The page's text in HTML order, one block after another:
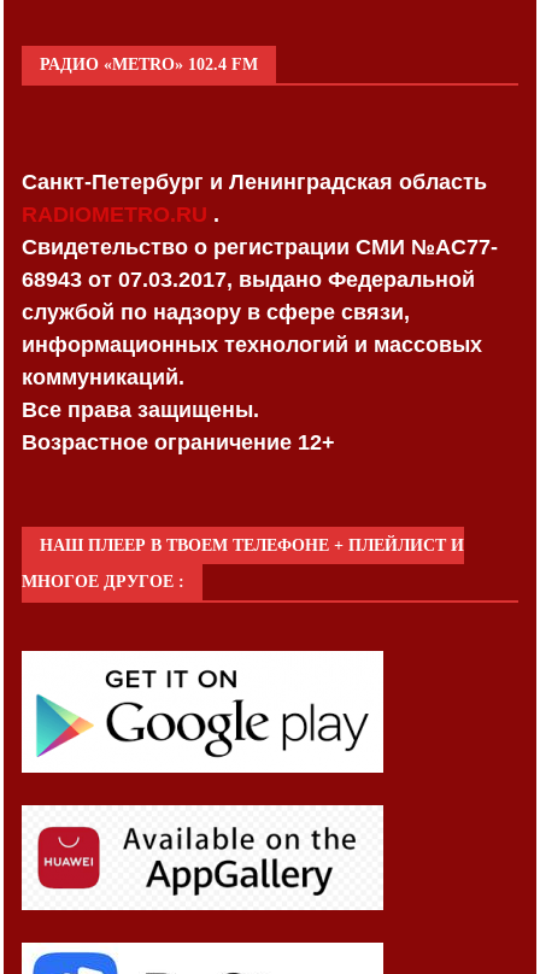
РАДИО «METRO» 102.4 FM
Санкт-Петербург и Ленинградская область
RADIOMETRO.RU .
Свидетельство о регистрации СМИ №AC77-
68943 от 07.03.2017, выдано Федеральной
службой по надзору в сфере связи,
информационных технологий и массовых
коммуникаций.
Все права защищены.
Возрастное ограничение 12+
НАШ ПЛЕЕР В ТВОЕМ ТЕЛЕФОНЕ + ПЛЕЙЛИСТ И
МНОГОЕ ДРУГОЕ :